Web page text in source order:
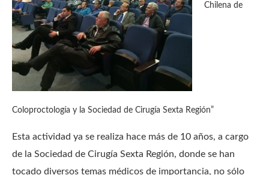
Chilena de
Coloproctología y la Sociedad de Cirugía Sexta Región”
Esta actividad ya se realiza hace más de 10 años, a cargo
de la Sociedad de Cirugía Sexta Región, donde se han
tocado diversos temas médicos de importancia, no sólo